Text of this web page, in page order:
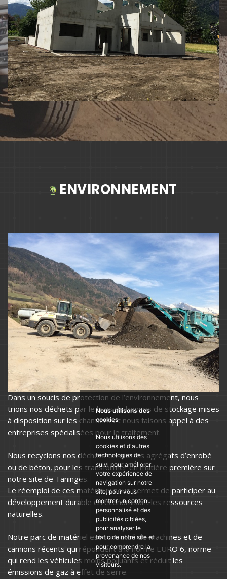
Nous utilisons des
cookies
Nous utilisons des
cookies et d'autres
technologies de
suivi pour améliorer
votre expérience de
navigation sur notre
site, pour vous
montrer un contenu
personnalisé et des
publicités ciblées,
pour analyser le
trafic de notre site et
pour comprendre la
provenance de nos
visiteurs.
ENVIRONNEMENT
Dans un soucis de protection de l’environnement, nous
trions nos déchets par le biais de bennes de stockage mises
à disposition sur les chantiers et nous faisons appel à des
entreprises spécialisées pour le traitement.
Nous recyclons nos déchets tel que les agrégats d’enrobé
ou de béton, pour les transformer en matière première sur
notre site de Taninges.
Le réemploi de ces matériaux nous permet de participer au
développement durable en économisant les ressources
naturelles.
Notre parc de matériel est constitué de machines et de
camions récents qui répondent à la norme EURO 6, norme
qui rend les véhicules moins polluants et réduit les
émissions de gaz à effet de serre.